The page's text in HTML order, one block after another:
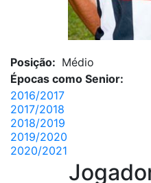
Posição: Médio
Épocas como Senior:
2016/2017
2017/2018
2018/2019
2019/2020
2020/2021